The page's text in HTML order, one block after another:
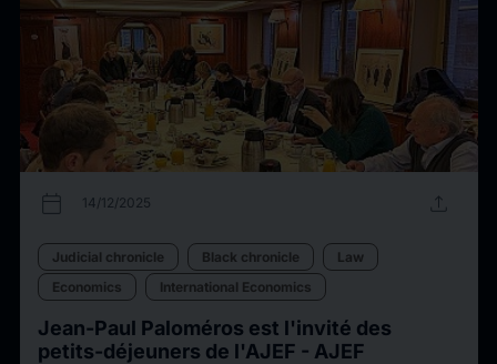
calendar_today 14/12/2025 upload
Judicial chronicle Black chronicle
Law
Economics
International Economics
Jean-Paul Paloméros est l'invité des
petits-déjeuners de l'AJEF - AJEF